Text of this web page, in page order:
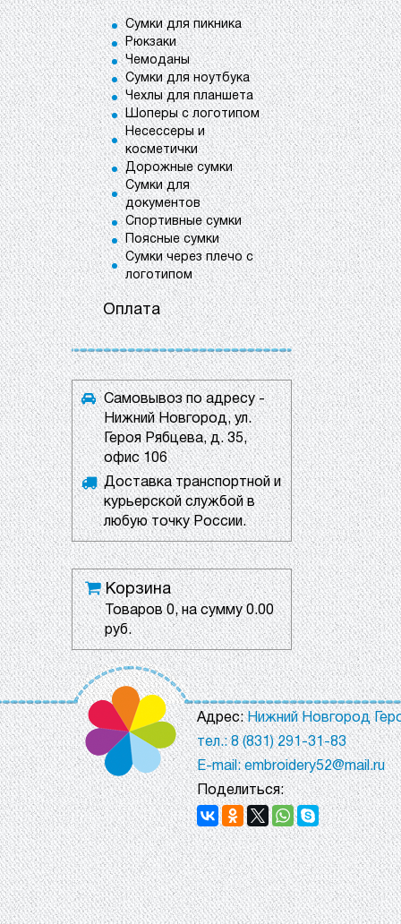
Сумки для пикника
Рюкзаки
Чемоданы
Сумки для ноутбука
Чехлы для планшета
Шоперы с логотипом
Несессеры и
косметички
Дорожные сумки
Сумки для
документов
Спортивные сумки
Поясные сумки
Сумки через плечо с
логотипом
Оплата
Самовывоз по адресу -
Нижний Новгород, ул.
Героя Рябцева, д. 35,
офис 106
Доставка транспортной и
курьерской службой в
любую точку России.
Корзина
Товаров0, на сумму0.00
руб.
Адрес:Нижний Новгород
тел.: 8 (831) 291-31-83
E-mail: embroidery52@mail.ru
Поделиться: